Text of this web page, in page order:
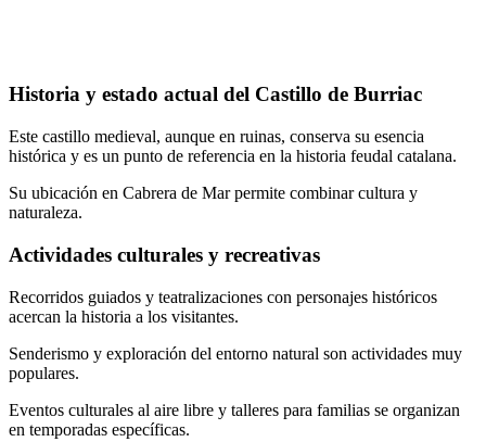
Historia y estado actual del Castillo de Burriac
Este castillo medieval, aunque en ruinas, conserva su esencia
histórica y es un punto de referencia en la historia feudal catalana.
Su ubicación en Cabrera de Mar permite combinar cultura y
naturaleza.
Actividades culturales y recreativas
Recorridos guiados y teatralizaciones con personajes históricos
acercan la historia a los visitantes.
Senderismo y exploración del entorno natural son actividades muy
populares.
Eventos culturales al aire libre y talleres para familias se organizan
en temporadas específicas.